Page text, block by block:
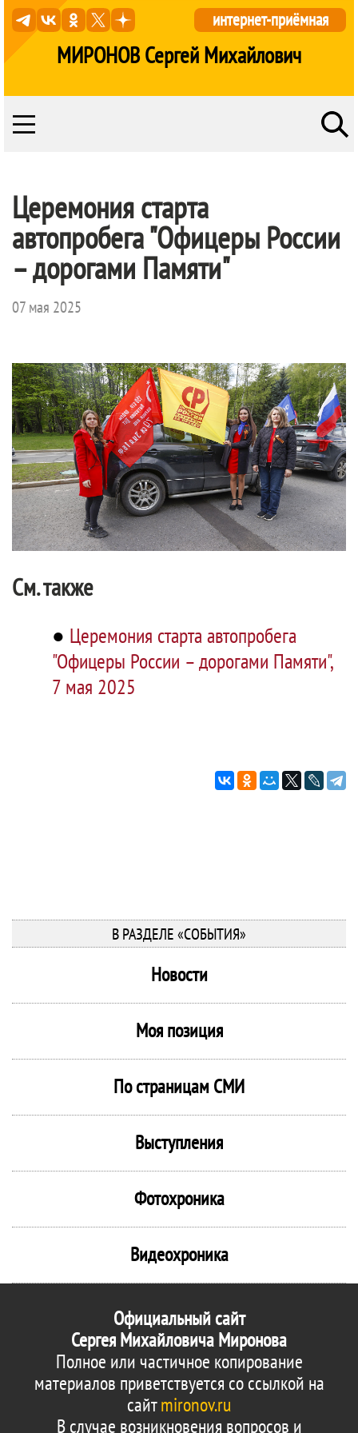
МИРОНОВ Сергей Михайлович
интернет-приёмная
Церемония старта
автопробега "Офицеры России
– дорогами Памяти"
07 мая 2025
См. также
● Церемония старта автопробега
"Офицеры России – дорогами Памяти",
7 мая 2025
В РАЗДЕЛЕ «СОБЫТИЯ»
Новости
Моя позиция
По страницам СМИ
Выступления
Фотохроника
Видеохроника
Официальный сайт
Сергея Михайловича Миронова
Полное или частичное копирование
материалов приветствуется со ссылкой на
сайтmironov.ru
В случае возникновения вопросов и